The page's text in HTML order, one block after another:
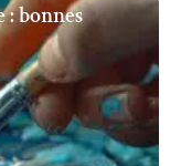
bonnes